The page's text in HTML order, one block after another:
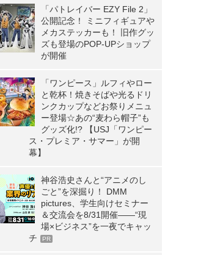
「パトレイバー EZY File 2」
公開記念！ ミニフィギュアや
メカステッカーも！ 旧作グッ
ズも登場のPOP-UPショップ
が開催
「ワンピース」ルフィやロー
と乾杯！焼きそばや光るドリ
ンクカップなどお祭りメニュ
ー登場☆あの“麦わら帽子”も
グッズ化!? 【USJ「ワンピー
ス・プレミア・サマー」が開
幕】
神谷浩史さんと“アニメのし
ごと”を深掘り！ DMM
pictures、学生向けセミナー
＆交流会を8/31開催――“現
場×ビジネス”を一夜でキャッ
チ
PR